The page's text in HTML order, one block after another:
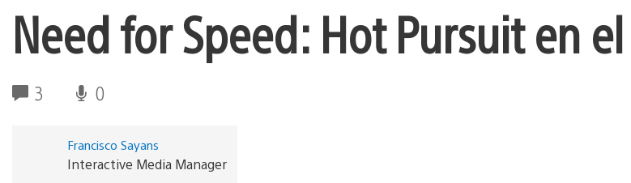
Need for Speed: Hot Pursuit en el
3 0
Francisco Sayans
Interactive Media Manager